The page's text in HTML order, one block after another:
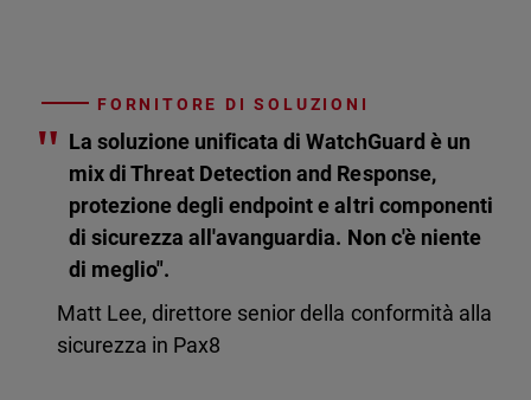
FORNITORE DI SOLUZIONI
" La soluzione unificata di WatchGuard è un
mix di Threat Detection and Response,
protezione degli endpoint e altri componenti
di sicurezza all'avanguardia. Non c'è niente
di meglio".
Matt Lee, direttore senior della conformità alla
sicurezza in Pax8